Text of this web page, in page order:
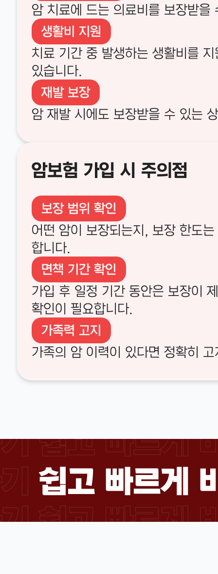
암 치료에 드는 의료비를 보장받을
생활비 지원
치료 기간 중 발생하는 생활비를
있습니다.
재발 보장
암 재발 시에도 보장받을 수 있는
암보험 가입 시 주의점
보장 범위 확인
어떤 암이 보장되는지, 보장 한도
합니다.
면책 기간 확인
가입 후 일정 기간 동안은 보장이
확인이 필요합니다.
가족력 고지
가족의 암 이력이 있다면 정확히
쉽고 빠르게
기쉽고 빠르게
쉽고 빠르게